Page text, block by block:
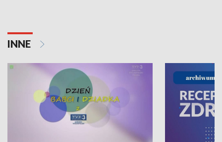
INNE